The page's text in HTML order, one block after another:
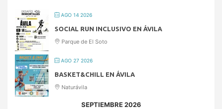
AGO 14 2026
SOCIAL RUN INCLUSIVO EN ÁVILA
Parque de El Soto
AGO 27 2026
BASKET&CHILL EN ÁVILA
Naturávila
SEPTIEMBRE 2026